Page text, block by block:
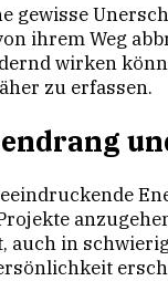
gewisse
ihrem Weg
wirken
zu erfassen.
auch in